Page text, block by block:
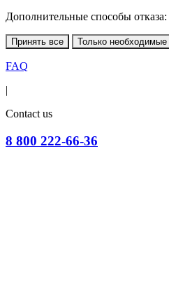
Дополнительные способы отказа:
Принять все Только необходимые
FAQ
|
Contact us
8 800 222-66-36